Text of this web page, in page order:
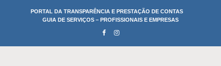
PORTAL DA TRANSPARÊNCIA E PRESTAÇÃO DE CONTAS
GUIA DE SERVIÇOS – PROFISSIONAIS E EMPRESAS